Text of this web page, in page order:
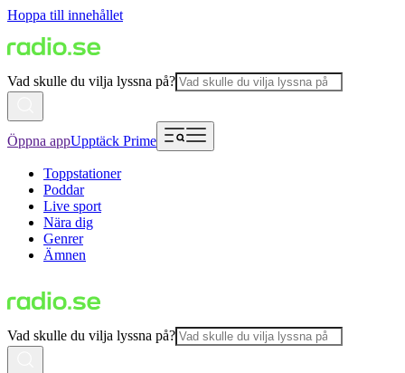
Hoppa till innehållet
Vad skulle du vilja lyssna på?
Öppna appUpptäck Prime
Toppstationer
Poddar
Live sport
Nära dig
Genrer
Ämnen
Vad skulle du vilja lyssna på?